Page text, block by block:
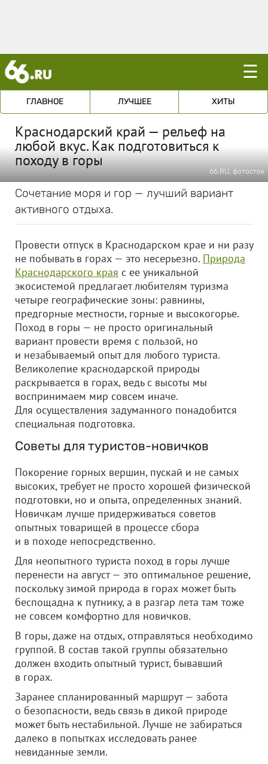
☰
ГЛАВНОЕ ЛУЧШЕЕ ХИТЫ
Краснодарский край — рельеф на
любой вкус. Как подготовиться к
походу в горы
66.RU, фотосток
Сочетание моря и гор — лучший вариант
активного отдыха.
Провести отпуск в Краснодарском крае и ни разу
не побывать в горах — это несерьезно. Природа
Краснодарского края с ее уникальной
экосистемой предлагает любителям туризма
четыре географические зоны: равнины,
предгорные местности, горные и высокогорье.
Поход в горы — не просто оригинальный
вариант провести время с пользой, но
и незабываемый опыт для любого туриста.
Великолепие краснодарской природы
раскрывается в горах, ведь с высоты мы
воспринимаем мир совсем иначе.
Для осуществления задуманного понадобится
специальная подготовка.
Советы для туристов-новичков
Покорение горных вершин, пускай и не самых
высоких, требует не просто хорошей физической
подготовки, но и опыта, определенных знаний.
Новичкам лучше придерживаться советов
опытных товарищей в процессе сбора
и в походе непосредственно.
Для неопытного туриста поход в горы лучше
перенести на август — это оптимальное решение,
поскольку зимой природа в горах может быть
беспощадна к путнику, а в разгар лета там тоже
не совсем комфортно для новичков.
В горы, даже на отдых, отправляться необходимо
группой. В состав такой группы обязательно
должен входить опытный турист, бывавший
в горах.
Заранее спланированный маршрут — забота
о безопасности, ведь связь в дикой природе
может быть нестабильной. Лучше не забираться
далеко в попытках исследовать ранее
невиданные земли.